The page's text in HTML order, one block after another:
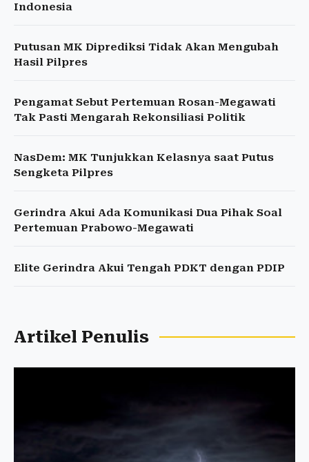
Indonesia
Putusan MK Diprediksi Tidak Akan Mengubah
Hasil Pilpres
Pengamat Sebut Pertemuan Rosan-Megawati
Tak Pasti Mengarah Rekonsiliasi Politik
NasDem: MK Tunjukkan Kelasnya saat Putus
Sengketa Pilpres
Gerindra Akui Ada Komunikasi Dua Pihak Soal
Pertemuan Prabowo-Megawati
Elite Gerindra Akui Tengah PDKT dengan PDIP
Artikel Penulis